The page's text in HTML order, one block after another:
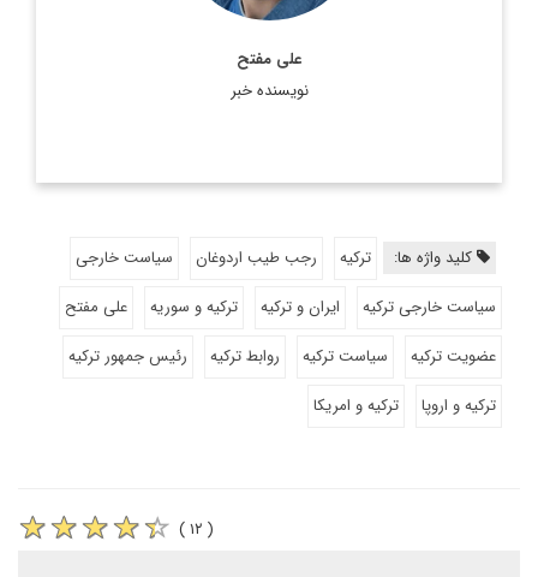
علی مفتح
نویسنده خبر
کلید واژه ها: ترکیه رجب طیب اردوغان
سیاست خارجی
سیاست خارجی ترکیه
ایران و ترکیه ترکیه و سوریه
علی مفتح
عضویت ترکیه
سیاست ترکیه روابط ترکیه
رئیس جمهور ترکیه
ترکیه و اروپا
ترکیه و امریکا
( ۱۲ )